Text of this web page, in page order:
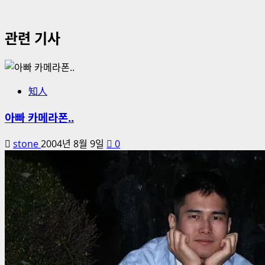
관련 기사
知人
아빠 카메라폰..
stone2004년 8월 9일 0